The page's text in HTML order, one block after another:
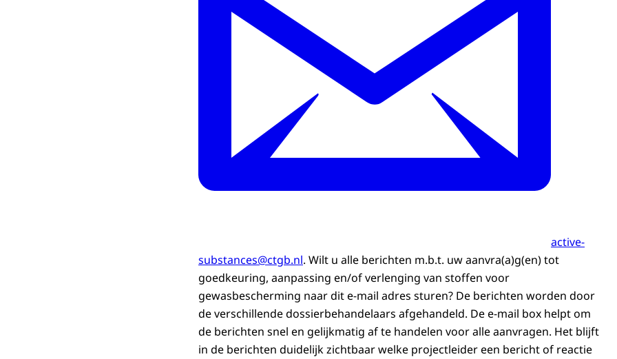
active-
substances@ctgb.nl. Wilt u alle berichten m.b.t. uw aanvra(a)g(en) tot
goedkeuring, aanpassing en/of verlenging van stoffen voor
gewasbescherming naar dit e-mail adres sturen? De berichten worden door
de verschillende dossierbehandelaars afgehandeld. De e-mail box helpt om
de berichten snel en gelijkmatig af te handelen voor alle aanvragen. Het blijft
in de berichten duidelijk zichtbaar welke projectleider een bericht of reactie